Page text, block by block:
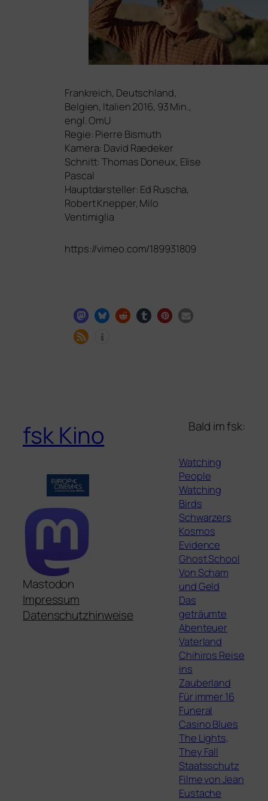
Frankreich, Deutschland,
Belgien, Italien 2016, 93 Min.,
engl. OmU
Regie: Pierre Bismuth
Kamera: David Raedeker
Schnitt: Thomas Doneux, Elise
Pascal
Hauptdarsteller: Ed Ruscha,
Robert Knepper, Milo
Ventimiglia
https://vimeo.com/189931809
fsk Kino
Mastodon
Impressum
Datenschutzhinweise
Bald im fsk:
Watching
People
Watching
Birds
Schwarzers
Kosmos
Evidence
Ghost School
Von Scham
und Geld
Das
geträumte
Abenteuer
Vaterland
Chihiros Reise
ins
Zauberland
Für immer 16
Funeral
Casino Blues
The Lights,
They Fall
Staatsschutz
Filme von Jean
Eustache